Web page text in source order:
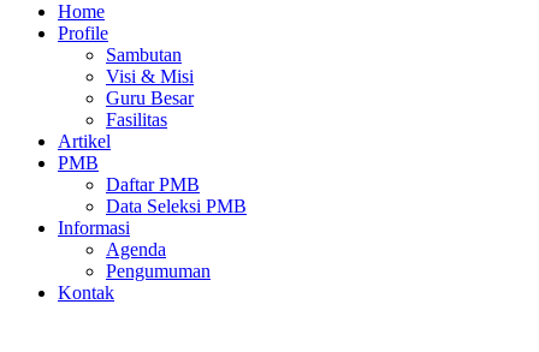
Home
Profile
Sambutan
Visi & Misi
Guru Besar
Fasilitas
Artikel
PMB
Daftar PMB
Data Seleksi PMB
Informasi
Agenda
Pengumuman
Kontak